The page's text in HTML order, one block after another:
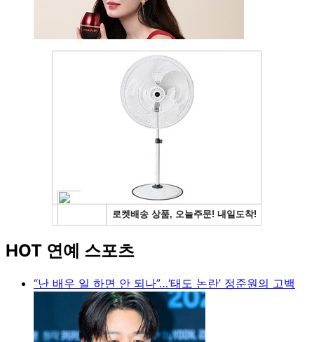
HOT 연예 스포츠
“난 배우 일 하면 안 되나”…‘태도 논란’ 정준원의 고백